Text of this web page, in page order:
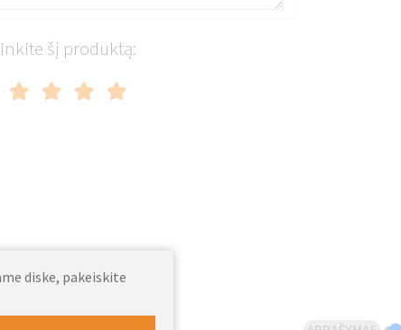
šį produktą:
diske, pakeiskite